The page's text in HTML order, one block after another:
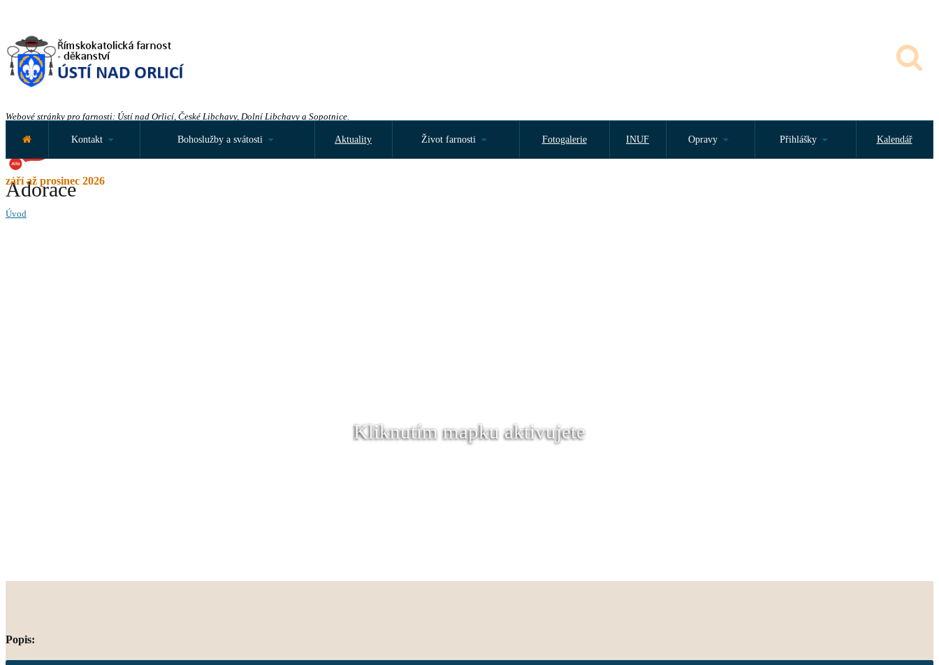
Webové stránky pro farnosti: Ústí nad Orlicí, České Libchavy, Dolní Libchavy a Sopotnice.
září až prosinec 2026
Kontakt Bohoslužby a svátosti Aktuality Život farnosti Fotogalerie INUF Opravy Přihlášky Kalendář
Adorace
Úvod
Kliknutím mapku aktivujete
Popis: